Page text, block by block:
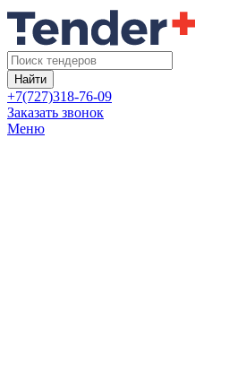
Найти
+7(727)318-76-09
Заказать звонок
Меню